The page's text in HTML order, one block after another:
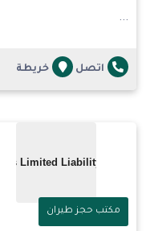
...
اتصل خريطة
مكتب حجز طيران